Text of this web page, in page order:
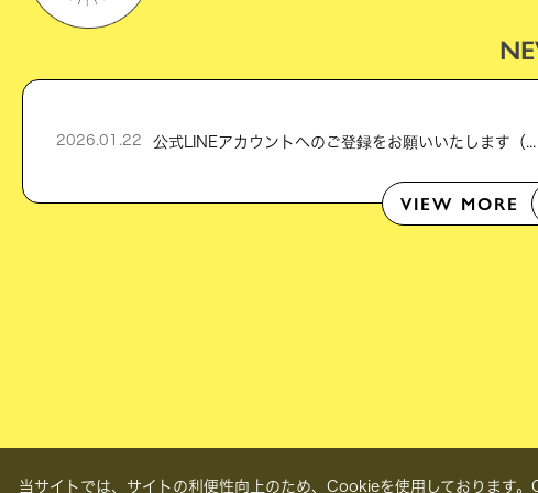
2026.01.22 公式LINEアカウントへのご登録をお願いいたします（新機能＆キャンペーン実施中！）
VIEW MORE
当サイトでは、サイトの利便性向上のため、Cookieを使用しております。